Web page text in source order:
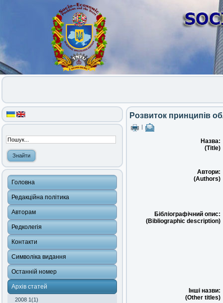
Головна
Редакційна політика
Авторам
Редколегія
Контакти
Символіка видання
Останній номер
Архів статей
2008 1(1)
Розвиток принципів
Назва:
(Title)
Автори:
(Authors)
Бібліографічний опис:
(Bibliographic description)
Інші назви:
(Other titles)